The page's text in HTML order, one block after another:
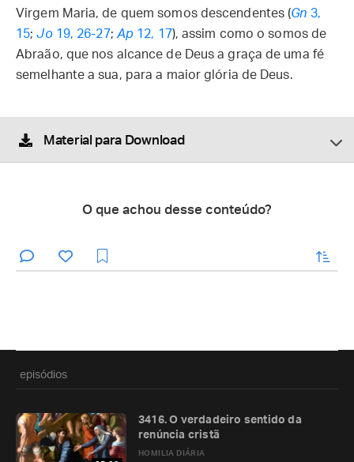
Virgem Maria, de quem somos descendentes (Gn 3,
15;Jo19, 26-27; Ap 12, 17), assim como o somos de
Abraão, que nos alcance de Deus a graça de uma fé
semelhante a sua, para a maior glória de Deus.
Material para Download
O que achou desse conteúdo?
enviar
episódios
HOMILIA DIÁRIA
3416. O verdadeiro sentido da
renúncia cristã